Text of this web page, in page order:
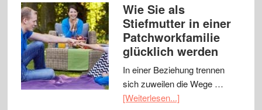
Wie Sie als
Stiefmutter in einer
Patchworkfamilie
glücklich werden
In einer Beziehung trennen
sich zuweilen die Wege …
[Weiterlesen...]